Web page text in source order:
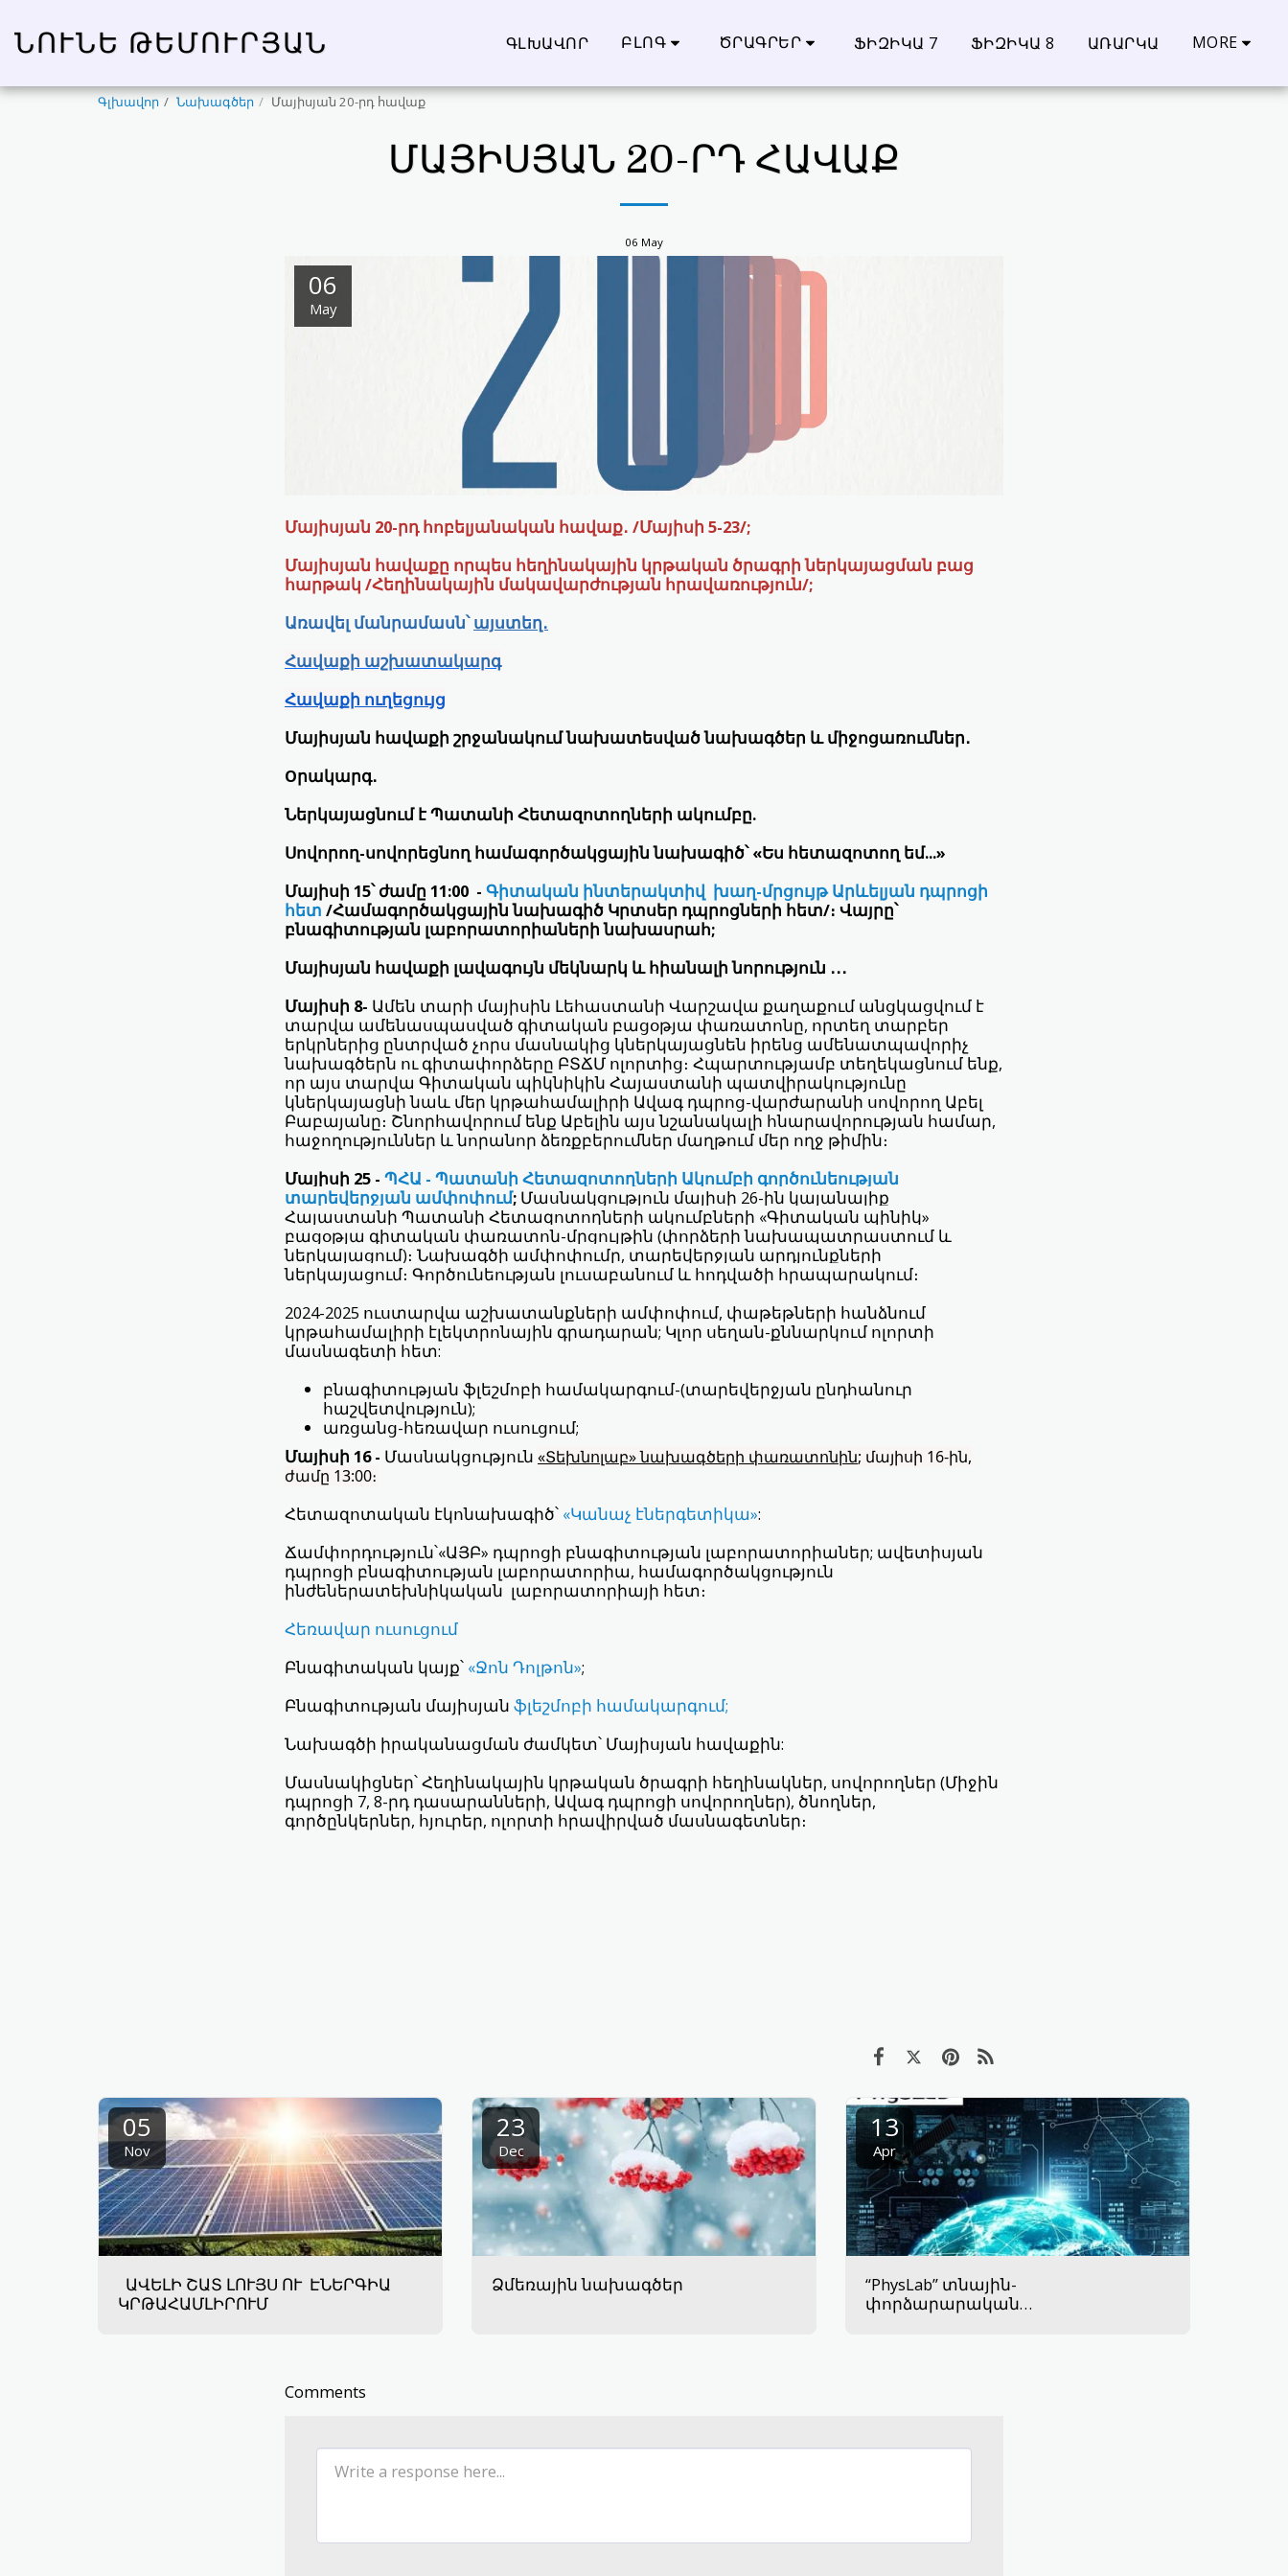
ՆՈՒՆԵ ԹԵՄՈՒՐՅԱՆ ԳԼԽԱՎՈՐ ԲԼՈԳ ԾՐԱԳՐԵՐ ՖԻԶԻԿԱ 7 ՖԻԶԻԿԱ 8 ԱՌԱՐԿԱ MORE
Գլխավոր Նախագծեր Մայիսյան 20-րդ հավաք
ՄԱՅԻՍՅԱՆ 20-ՐԴ ՀԱՎԱՔ
06 May
06
May
Մայիսյան 20-րդ հոբելյանական հավաք․ /Մայիսի 5-23/;
Մայիսյան հավաքը որպես հեղինակային կրթական ծրագրի ներկայացման բաց
հարթակ /Հեղինակային մակավարժության հրավառություն/;
Առավել մանրամասն՝ այստեղ․
Հավաքի աշխատակարգ
Հավաքի ուղեցույց
Մայիսյան հավաքի շրջանակում նախատեսված նախագծեր և միջոցառումներ․
Oրակարգ․
Ներկայացնում է Պատանի Հետազոտողների ակումբը.
Սովորող-սովորեցնող համագործակցային նախագիծ՝ «Ես հետազոտող եմ...»
Մայիսի 15՝ ժամը 11:00 - Գիտական ինտերակտիվ խաղ-մրցույթ Արևելյան դպրոցի
հետ /Համագործակցային նախագիծ Կրտսեր դպրոցների հետ/։ Վայրը՝
բնագիտության լաբորատորիաների նախասրահ;
Մայիսյան հավաքի լավագույն մեկնարկ և հիանալի նորություն ․․․
Մայիսի 8- Ամեն տարի մայիսին Լեհաստանի Վարշավա քաղաքում անցկացվում է
տարվա ամենասպասված գիտական բացօթյա փառատոնը, որտեղ տարբեր
երկրներից ընտրված չորս մասնակից կներկայացնեն իրենց ամենատպավորիչ
նախագծերն ու գիտափորձերը ԲՏՃՄ ոլորտից։ Հպարտությամբ տեղեկացնում ենք,
որ այս տարվա Գիտական պիկնիկին Հայաստանի պատվիրակությունը
կներկայացնի նաև մեր կրթահամալիրի Ավագ դպրոց-վարժարանի սովորող Աբել
Բաբայանը։ Շնորհավորում ենք Աբելին այս նշանակալի հնարավորության համար,
հաջողություններ և նորանոր ձեռքբերումներ մաղթում մեր ողջ թիմին։
Մայիսի 25 - ՊՀԱ - Պատանի Հետազոտողների Ակումբի գործունեության
տարեվերջյան ամփոփում; Մասնակցություն մայիսի 26-ին կայանալիք
Հայաստանի Պատանի Հետազոտողների ակումբների «Գիտական պինիկ»
բացօթյա գիտական փառատոն-մրցույթին (փորձերի նախապատրաստում և
ներկայացում)։ Նախագծի ամփոփումը, տարեվերջյան արդյունքների
ներկայացում։ Գործունեության լուսաբանում և հոդվածի հրապարակում։
2024-2025 ուստարվա աշխատանքների ամփոփում, փաթեթների հանձնում
կրթահամալիրի էլեկտրոնային գրադարան; Կլոր սեղան-քննարկում ոլորտի
մասնագետի հետ:
բնագիտության ֆլեշմոբի համակարգում-(տարեվերջյան ընդհանուր
հաշվետվություն);
առցանց-հեռավար ուսուցում;
Մայիսի 16 - Մասնակցություն «Տեխնոլաբ» նախագծերի փառատոնին; մայիսի 16-ին,
ժամը 13:00։
Հետազոտական էկոնախագիծ՝ «Կանաչ էներգետիկա»:
Ճամփորդություն՝«ԱՅԲ» դպրոցի բնագիտության լաբորատորիաներ; ավետիսյան
դպրոցի բնագիտության լաբորատորիա, համագործակցություն
ինժեներատեխնիկական լաբորատորիայի հետ։
Հեռավար ուսուցում
Բնագիտական կայք՝ «Ջոն Դոլթոն»;
Բնագիտության մայիսյան ֆլեշմոբի համակարգում;
Նախագծի իրականացման ժամկետ՝ Մայիսյան հավաքին:
Մասնակիցներ՝ Հեղինակային կրթական ծրագրի հեղինակներ, սովորողներ (Միջին
դպրոցի 7, 8-րդ դասարանների, Ավագ դպրոցի սովորողներ), ծնողներ,
գործընկերներ, հյուրեր, ոլորտի հրավիրված մասնագետներ։
05
Nov
ԱՎԵԼԻ ՇԱՏ ԼՈՒՅՍ ՈՒ ԷՆԵՐԳԻԱ
ԿՐԹԱՀԱՄԼԻՐՈՒՄ
23
Dec
Ձմեռային նախագծեր
13
Apr
“PhysLab” տնային-
փորձարարական
Comments